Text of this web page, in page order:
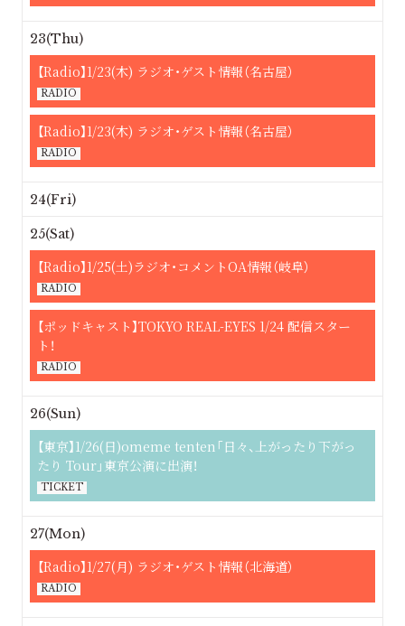
23(Thu)
【Radio】1/23(木) ラジオ・ゲスト情報（名古屋）
RADIO
【Radio】1/23(木) ラジオ・ゲスト情報（名古屋）
RADIO
24(Fri)
25(Sat)
【Radio】1/25(土)ラジオ・コメントOA情報（岐阜）
RADIO
【ポッドキャスト】TOKYO REAL-EYES 1/24 配信スター
ト！
RADIO
26(Sun)
【東京】1/26(日)omeme tenten「日々、上がったり下がっ
たり Tour」東京公演に出演！
TICKET
27(Mon)
【Radio】1/27(月) ラジオ・ゲスト情報（北海道）
RADIO